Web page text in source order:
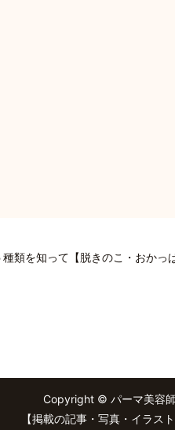
類を知って【脱きのこ・おかっぱ
Copyright © パーマ美容
【掲載の記事・写真・イラス